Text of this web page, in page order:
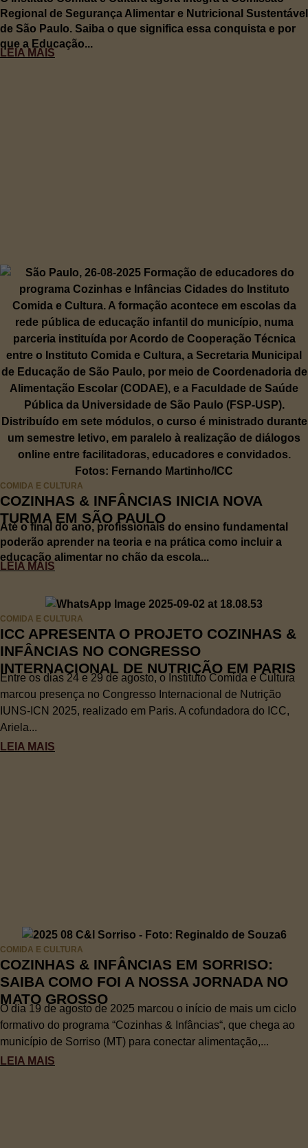
Regional de Segurança Alimentar e Nutricional Sustentável
de São Paulo. Saiba o que significa essa conquista e por
que a Educação...
LEIA MAIS
COMIDA E CULTURA
COZINHAS & INFÂNCIAS INICIA NOVA
TURMA EM SÃO PAULO
Até o final do ano, profissionais do ensino fundamental
poderão aprender na teoria e na prática como incluir a
educação alimentar no chão da escola...
LEIA MAIS
COMIDA E CULTURA
ICC APRESENTA O PROJETO COZINHAS &
INFÂNCIAS NO CONGRESSO
INTERNACIONAL DE NUTRIÇÃO EM PARIS
Entre os dias 24 e 29 de agosto, o Instituto Comida e Cultura
marcou presença no Congresso Internacional de Nutrição
IUNS-ICN 2025, realizado em Paris. A cofundadora do ICC,
Ariela...
LEIA MAIS
COMIDA E CULTURA
COZINHAS & INFÂNCIAS EM SORRISO:
SAIBA COMO FOI A NOSSA JORNADA NO
MATO GROSSO
O dia 19 de agosto de 2025 marcou o início de mais um ciclo
formativo do programa “Cozinhas & Infâncias“, que chega ao
município de Sorriso (MT) para conectar alimentação,...
LEIA MAIS